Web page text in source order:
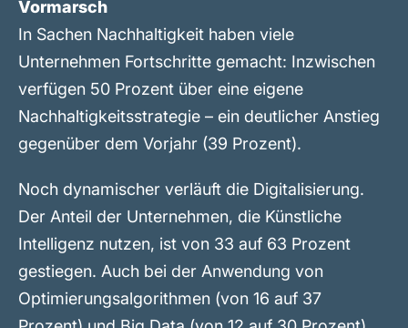
Vormarsch
In Sachen Nachhaltigkeit haben viele
Unternehmen Fortschritte gemacht: Inzwischen
verfügen 50 Prozent über eine eigene
Nachhaltigkeitsstrategie – ein deutlicher Anstieg
gegenüber dem Vorjahr (39 Prozent).
Noch dynamischer verläuft die Digitalisierung.
Der Anteil der Unternehmen, die Künstliche
Intelligenz nutzen, ist von 33 auf 63 Prozent
gestiegen. Auch bei der Anwendung von
Optimierungsalgorithmen (von 16 auf 37